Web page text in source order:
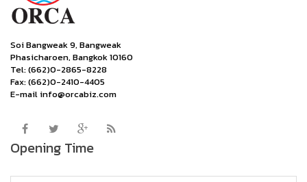
Soi Bangweak 9, Bangweak
Phasicharoen, Bangkok 10160
Tel: (662)0-2865-8228
Fax: (662)0-2410-4405
E-mail info@orcabiz.com
Opening Time